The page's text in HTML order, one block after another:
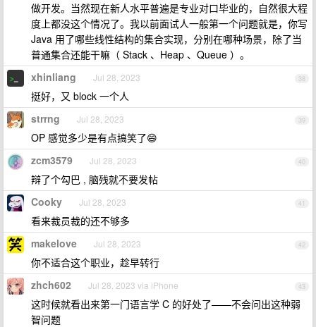
做开发。当然现在新人水平普遍是专业对口毕业的，自然很大程
度上都没这个情况了。我以前面试人一般第一个问题就是，你写
Java 用了哪些线性结构的集合实现，分别在哪种场景，除了当
普通集合还能干嘛（ Stack 、Heap 、Queue ）。
38
xhinliang Jul 28, 2023
挺好，又 block 一个人
39
strrng Jul 28, 2023
OP 感觉多少是有点搞笑了😄
40
zcm3579 Jul 28, 2023
辩了个勾巴 , 脑残就不要发帖
41
Cooky Jul 28, 2023
看来裁员裁的还不够多
42
makelove Jul 28, 2023
你不适合这个职业，趁早转行
43
zhch602 Jul 28, 2023 via iPhone
这时候就看出来第一门语言学 C 的好处了——不会问出这种弱
智问题